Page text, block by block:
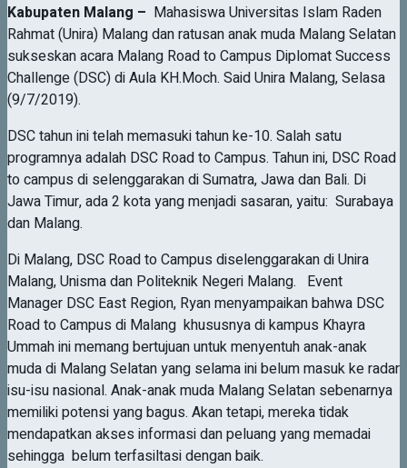
Kabupaten Malang – Mahasiswa Universitas Islam Raden
Rahmat (Unira) Malang dan ratusan anak muda Malang Selatan
sukseskan acara Malang Road to Campus Diplomat Success
Challenge (DSC) di Aula KH.Moch. Said Unira Malang, Selasa
(9/7/2019).
DSC tahun ini telah memasuki tahun ke-10. Salah satu
programnya adalah DSC Road to Campus. Tahun ini, DSC Road
to campus di selenggarakan di Sumatra, Jawa dan Bali. Di
Jawa Timur, ada 2 kota yang menjadi sasaran, yaitu: Surabaya
dan Malang.
Di Malang, DSC Road to Campus diselenggarakan di Unira
Malang, Unisma dan Politeknik Negeri Malang. Event
Manager DSC East Region, Ryan menyampaikan bahwa DSC
Road to Campus di Malang khususnya di kampus Khayra
Ummah ini memang bertujuan untuk menyentuh anak-anak
muda di Malang Selatan yang selama ini belum masuk ke radar
isu-isu nasional. Anak-anak muda Malang Selatan sebenarnya
memiliki potensi yang bagus. Akan tetapi, mereka tidak
mendapatkan akses informasi dan peluang yang memadai
sehingga belum terfasiltasi dengan baik.